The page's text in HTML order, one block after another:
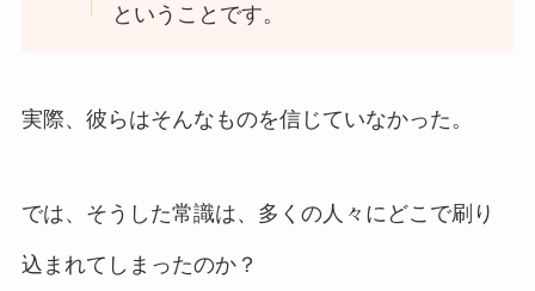
ということです。
実際、彼らはそんなものを信じていなかった。
では、そうした常識は、多くの人々にどこで刷り
込まれてしまったのか？